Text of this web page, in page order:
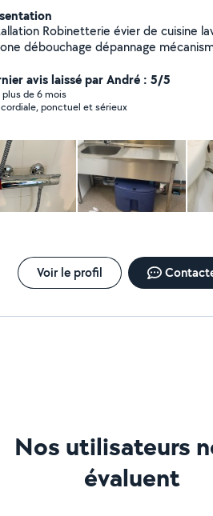
Robinetterie évier de cuisine
débouchage dépannage
et prestation de service de
à vapeur
avis laissé par André : 5/5
plus de 6 mois
très cordiale, ponctuel et sérieux
Voir le profil
Nos utilisateurs
évaluent